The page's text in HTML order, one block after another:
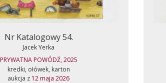
Nr Katalogowy 54.
Jacek Yerka
PRYWATNA POWÓDŹ, 2025
kredki, ołówek, karton
aukcja z 12 maja 2026